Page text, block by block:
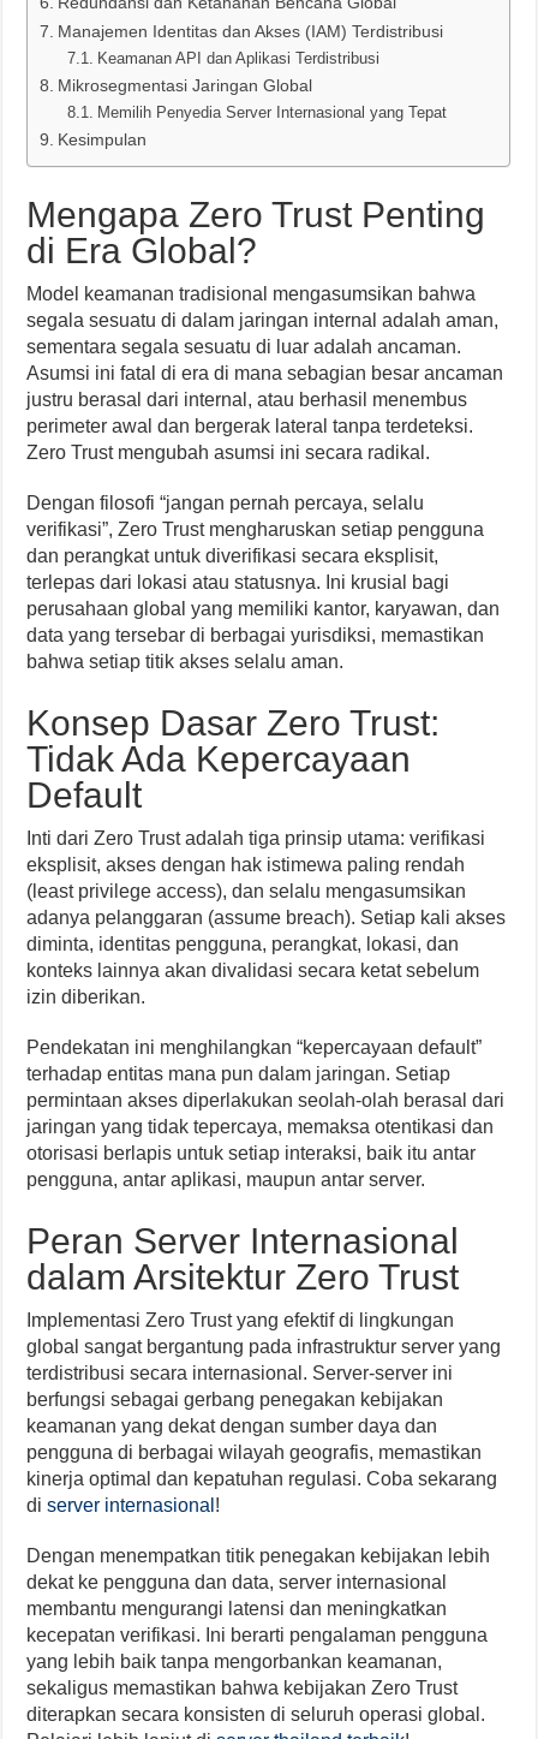
Manajemen Identitas dan Akses (IAM) Terdistribusi
Keamanan API dan Aplikasi Terdistribusi
Mikrosegmentasi Jaringan Global
Memilih Penyedia Server Internasional yang Tepat
Kesimpulan
Mengapa Zero Trust Penting
di Era Global?
Model keamanan tradisional mengasumsikan bahwa
segala sesuatu di dalam jaringan internal adalah aman,
sementara segala sesuatu di luar adalah ancaman.
Asumsi ini fatal di era di mana sebagian besar ancaman
justru berasal dari internal, atau berhasil menembus
perimeter awal dan bergerak lateral tanpa terdeteksi.
Zero Trust mengubah asumsi ini secara radikal.
Dengan filosofi “jangan pernah percaya, selalu
verifikasi”, Zero Trust mengharuskan setiap pengguna
dan perangkat untuk diverifikasi secara eksplisit,
terlepas dari lokasi atau statusnya. Ini krusial bagi
perusahaan global yang memiliki kantor, karyawan, dan
data yang tersebar di berbagai yurisdiksi, memastikan
bahwa setiap titik akses selalu aman.
Konsep Dasar Zero Trust:
Tidak Ada Kepercayaan
Default
Inti dari Zero Trust adalah tiga prinsip utama: verifikasi
eksplisit, akses dengan hak istimewa paling rendah
(least privilege access), dan selalu mengasumsikan
adanya pelanggaran (assume breach). Setiap kali akses
diminta, identitas pengguna, perangkat, lokasi, dan
konteks lainnya akan divalidasi secara ketat sebelum
izin diberikan.
Pendekatan ini menghilangkan “kepercayaan default”
terhadap entitas mana pun dalam jaringan. Setiap
permintaan akses diperlakukan seolah-olah berasal dari
jaringan yang tidak tepercaya, memaksa otentikasi dan
otorisasi berlapis untuk setiap interaksi, baik itu antar
pengguna, antar aplikasi, maupun antar server.
Peran Server Internasional
dalam Arsitektur Zero Trust
Implementasi Zero Trust yang efektif di lingkungan
global sangat bergantung pada infrastruktur server yang
terdistribusi secara internasional. Server-server ini
berfungsi sebagai gerbang penegakan kebijakan
keamanan yang dekat dengan sumber daya dan
pengguna di berbagai wilayah geografis, memastikan
kinerja optimal dan kepatuhan regulasi. Coba sekarang
diserver internasional !
Dengan menempatkan titik penegakan kebijakan lebih
dekat ke pengguna dan data, server internasional
membantu mengurangi latensi dan meningkatkan
kecepatan verifikasi. Ini berarti pengalaman pengguna
yang lebih baik tanpa mengorbankan keamanan,
sekaligus memastikan bahwa kebijakan Zero Trust
diterapkan secara konsisten di seluruh operasi global.